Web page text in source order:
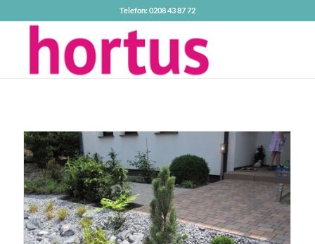
Telefon: 0208 43 87 72